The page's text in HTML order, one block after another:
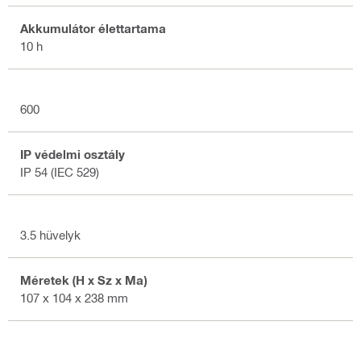
Akkumulátor élettartama
10 h
600
IP védelmi osztály
IP 54 (IEC 529)
3.5 hüvelyk
Méretek (H x Sz x Ma)
107 x 104 x 238 mm